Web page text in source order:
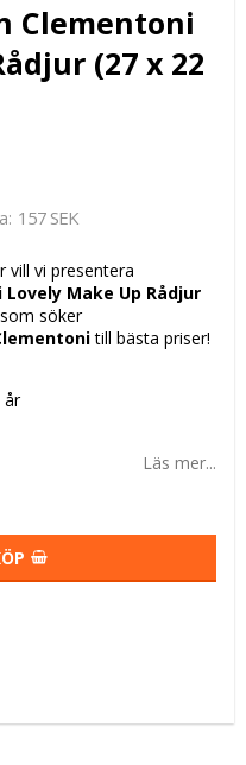
Clementoni
(27 x 22
157 SEK
vill vi presentera
Make Up Rådjur
söker
till bästa priser!
år
Läs mer...